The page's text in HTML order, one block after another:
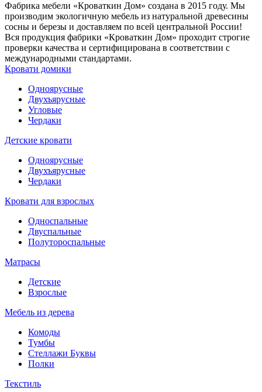
Фабрика мебели «Кроваткин Дом» создана в 2015 году. Мы
производим экологичную мебель из натуральной древесины
сосны и березы и доставляем по всей центральной России!
Вся продукция фабрики «Кроваткин Дом» проходит строгие
проверки качества и сертифицирована в соответствии с
международными стандартами.
Кровати домики
Одноярусные
Двухъярусные
Угловые
Чердаки
Детские кровати
Одноярусные
Двухъярусные
Чердаки
Кровати для взрослых
Односпальные
Двуспальные
Полутороспальные
Матрасы
Детские
Взрослые
Мебель из дерева
Комоды
Тумбы
Стеллажи Буквы
Полки
Текстиль